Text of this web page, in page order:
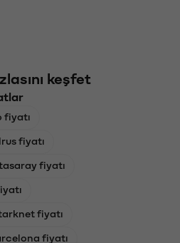
keşfet
fiyatı
fiyatı
fiyatı
fiyatı
fiyatı